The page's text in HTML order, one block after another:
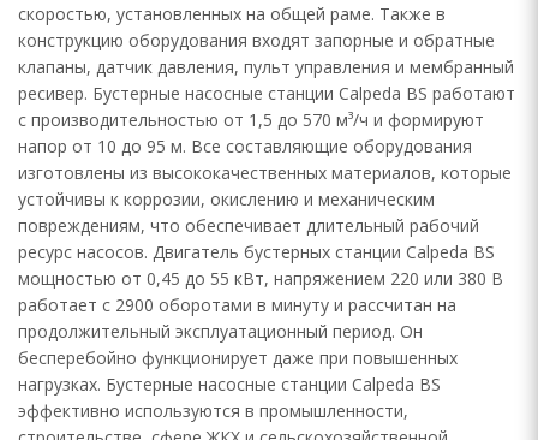
скоростью, установленных на общей раме. Также в
конструкцию оборудования входят запорные и обратные
клапаны, датчик давления, пульт управления и мембранный
ресивер. Бустерные насосные станции Calpeda BS работают
с производительностью от 1,5 до 570 м³/ч и формируют
напор от 10 до 95 м. Все составляющие оборудования
изготовлены из высококачественных материалов, которые
устойчивы к коррозии, окислению и механическим
повреждениям, что обеспечивает длительный рабочий
ресурс насосов. Двигатель бустерных станции Calpeda BS
мощностью от 0,45 до 55 кВт, напряжением 220 или 380 В
работает с 2900 оборотами в минуту и рассчитан на
продолжительный эксплуатационный период. Он
бесперебойно функционирует даже при повышенных
нагрузках. Бустерные насосные станции Calpeda BS
эффективно используются в промышленности,